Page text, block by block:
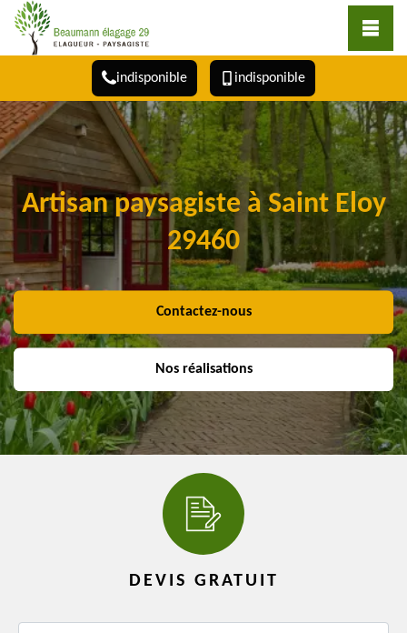
indisponible indisponible
Artisan paysagiste à Saint Eloy
29460
Contactez-nous
Nos réalisations
DEVIS GRATUIT